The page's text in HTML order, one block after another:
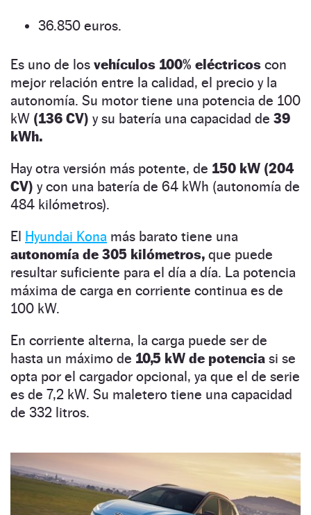
36.850 euros.
Es uno de los vehículos 100% eléctricos con
mejor relación entre la calidad, el precio y la
autonomía. Su motor tiene una potencia de 100
kW (136 CV) y su batería una capacidad de 39
kWh.
Hay otra versión más potente, de 150 kW (204
CV) y con una batería de 64 kWh (autonomía de
484 kilómetros).
El Hyundai Kona más barato tiene una
autonomía de 305 kilómetros, que puede
resultar suficiente para el día a día. La potencia
máxima de carga en corriente continua es de
100 kW.
En corriente alterna, la carga puede ser de
hasta un máximo de 10,5 kW de potencia si se
opta por el cargador opcional, ya que el de serie
es de 7,2 kW. Su maletero tiene una capacidad
de 332 litros.